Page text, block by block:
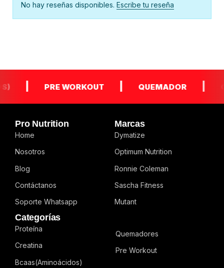
No hay reseñas disponibles. Escribe tu reseña
| PRE WORKOUT | QUEMADOR |
Pro Nutrition
Home
Nosotros
Blog
Contáctanos
Soporte Whatsapp
Marcas
Dymatize
Optimum Nutrition
Ronnie Coleman
Sascha Fitness
Mutant
Categorías
Proteína
Creatina
Bcaas(Aminoácidos)
Quemadores
Pre Workout